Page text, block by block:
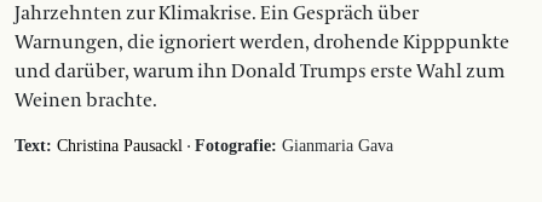
Jahrzehnten zur Klimakrise. Ein Gespräch über
Warnungen, die ignoriert werden, drohende Kipppunkte
und darüber, warum ihn Donald Trumps erste Wahl zum
Weinen brachte.
Text: Christina Pausackl · Fotografie: Gianmaria Gava